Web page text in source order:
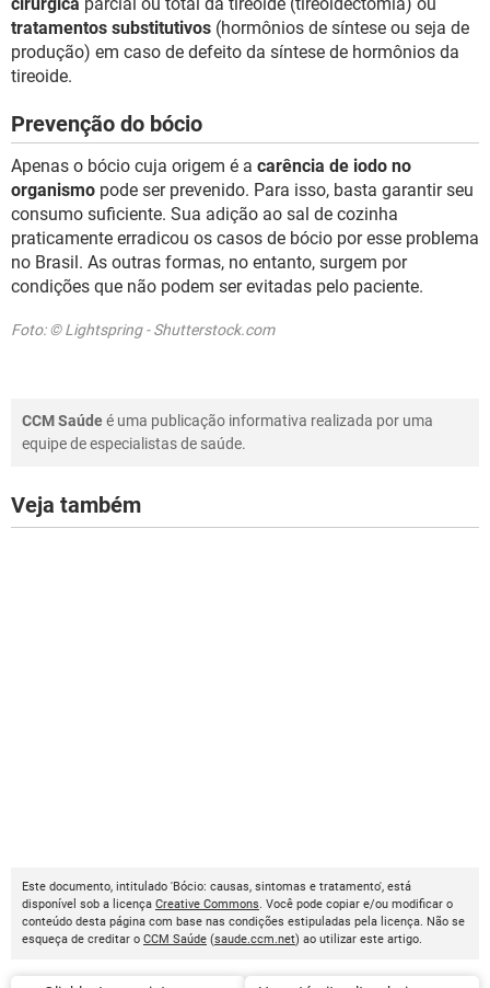
tratamentos substitutivos (hormônios de síntese ou seja de
produção) em caso de defeito da síntese de hormônios da
tireoide.
Prevenção do bócio
Apenas o bócio cuja origem é a carência de iodo no
organismo pode ser prevenido. Para isso, basta garantir seu
consumo suficiente. Sua adição ao sal de cozinha
praticamente erradicou os casos de bócio por esse problema
no Brasil. As outras formas, no entanto, surgem por
condições que não podem ser evitadas pelo paciente.
Foto: © Lightspring - Shutterstock.com
CCM Saúdeé uma publicação informativa realizada por uma
equipe de especialistas de saúde.
Veja também
Este documento, intitulado 'Bócio: causas, sintomas e tratamento', está
disponível sob a licença Creative Commons. Você pode copiar e/ou modificar o
conteúdo desta página com base nas condições estipuladas pela licença. Não se
esqueça de creditar o CCM Saúde (saude.ccm.net) ao utilizar este artigo.